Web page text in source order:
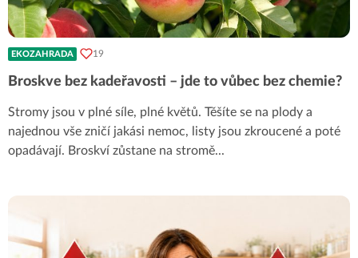
EKOZAHRADA 19
Broskve bez kadeřavosti – jde to vůbec bez chemie?
Stromy jsou v plné síle, plné květů. Těšíte se na plody a
najednou vše zničí jakási nemoc, listy jsou zkroucené a poté
opadávají. Broskví zůstane na stromě...